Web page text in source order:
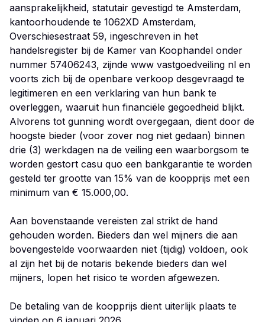
aansprakelijkheid, statutair gevestigd te Amsterdam,
kantoorhoudende te 1062XD Amsterdam,
Overschiesestraat 59, ingeschreven in het
handelsregister bij de Kamer van Koophandel onder
nummer 57406243, zijnde www vastgoedveiling nl en
voorts zich bij de openbare verkoop desgevraagd te
legitimeren en een verklaring van hun bank te
overleggen, waaruit hun financiële gegoedheid blijkt.
Alvorens tot gunning wordt overgegaan, dient door de
hoogste bieder (voor zover nog niet gedaan) binnen
drie (3) werkdagen na de veiling een waarborgsom te
worden gestort casu quo een bankgarantie te worden
gesteld ter grootte van 15% van de koopprijs met een
minimum van € 15.000,00.
Aan bovenstaande vereisten zal strikt de hand
gehouden worden. Bieders dan wel mijners die aan
bovengestelde voorwaarden niet (tijdig) voldoen, ook
al zijn het bij de notaris bekende bieders dan wel
mijners, lopen het risico te worden afgewezen.
De betaling van de koopprijs dient uiterlijk plaats te